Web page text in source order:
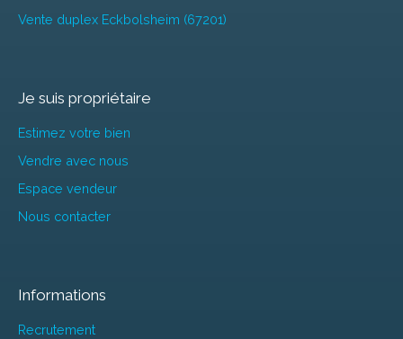
Vente duplex Eckbolsheim (67201)
Je suis propriétaire
Estimez votre bien
Vendre avec nous
Espace vendeur
Nous contacter
Informations
Recrutement